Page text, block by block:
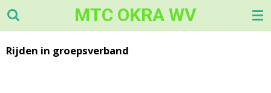
Ga
direct
de
MTC OKRA WV
Rijden in groepsverband